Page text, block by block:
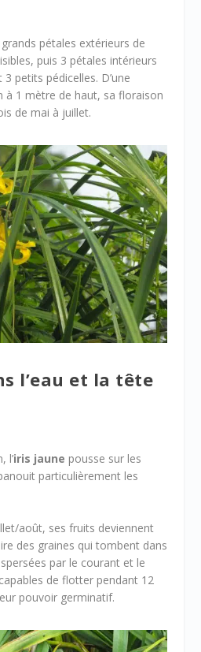
pétales extérieurs de
puis 3 pétales intérieurs
petits pédicelles. D’une
à 1 mètre de haut, sa floraison
de mai à juillet.
l’eau et la tête
l’iris jaune pousse sur les
particulièrement les
août, ses fruits deviennent
des graines qui tombent dans
par le courant et le
de flotter pendant 12
pouvoir germinatif.